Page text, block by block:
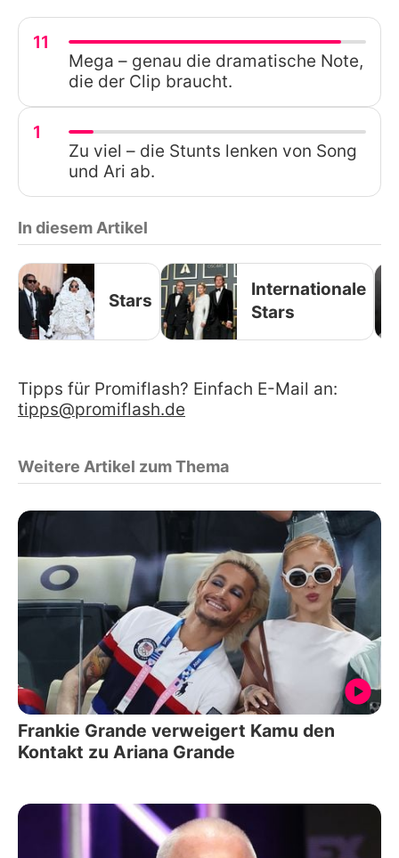
11
Mega – genau die dramatische Note,
die der Clip braucht.
1
Zu viel – die Stunts lenken von Song
und Ari ab.
In diesem Artikel
Stars
Internationale
Stars
Tipps für Promiflash? Einfach E-Mail an:
tipps@promiflash.de
Weitere Artikel zum Thema
Frankie Grande verweigert Kamu den
Kontakt zu Ariana Grande